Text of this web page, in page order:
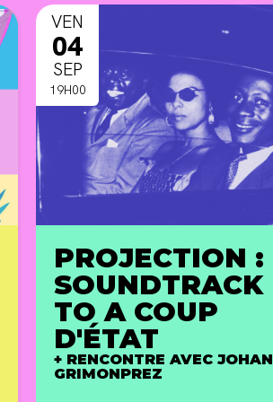
VEN
04
SEP
19H00
PROJECTION :
SOUNDTRACK
TO A COUP
D'ÉTAT
+ RENCONTRE AVEC JOHAN
GRIMONPREZ